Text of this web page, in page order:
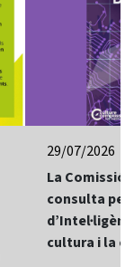
29/07/2026
La Comissió
consulta
cultura i la